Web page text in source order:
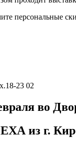
персональные
во
из г.